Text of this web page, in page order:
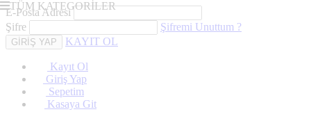
E-Posta Adresi
Şifre
Şifremi Unuttum ?
KAYIT OL
Kayıt Ol
Giriş Yap
Sepetim
Kasaya Git
TÜM KATEGORİLER